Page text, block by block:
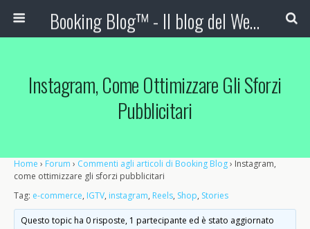
Booking Blog™ - Il blog del Web Marketing Turistico
Instagram, Come Ottimizzare Gli Sforzi
Pubblicitari
Home › Forum › Commenti agli articoli di Booking Blog› Instagram,
come ottimizzare gli sforzi pubblicitari
Tag: e-commerce, IGTV, instagram, Reels, Shop, Stories
Questo topic ha 0 risposte, 1 partecipante ed è stato aggiornato